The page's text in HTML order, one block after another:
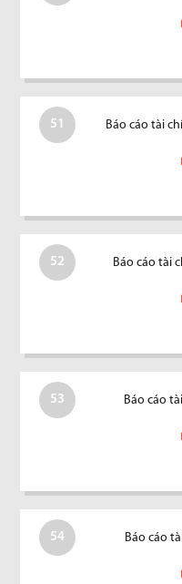
51 Báo cáo tài
52 Báo cáo tài
53 Báo cáo
54 Báo cáo